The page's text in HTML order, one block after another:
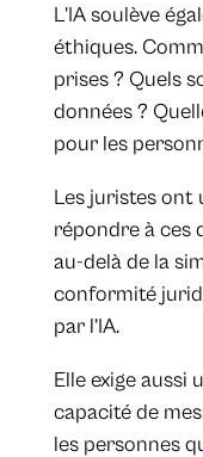
L’IA soulève
éthiques.
prises ? Quels
données ?
pour les
Les juristes ont
répondre à ces
au-delà de la
conformité
par l’IA.
Elle exige aussi
capacité de
les personnes